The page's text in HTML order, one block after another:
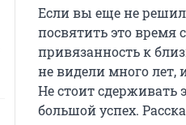
Если вы еще не
посвятить это время
привязанность к
не видели много лет,
Не стоит сдерживать
большой успех.